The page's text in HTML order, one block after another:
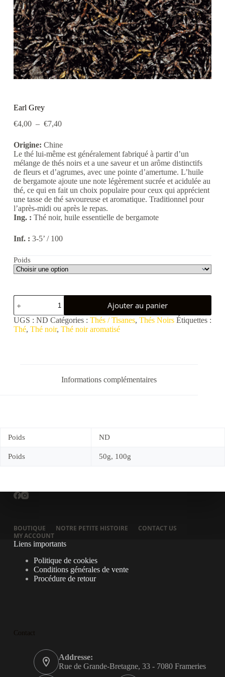
Earl Grey
€4,00 – €7,40Plage
€4,00
à
€7,40
Origine: Chine
Le thé lui-même est généralement fabriqué à partir d’un
mélange de thés noirs et a une saveur et un arôme distinctifs
de fleurs et d’agrumes, avec une pointe d’amertume. L’huile
de bergamote ajoute une note légèrement sucrée et acidulée au
thé, ce qui en fait un choix populaire pour ceux qui apprécient
une tasse de thé savoureuse et aromatique. Traditionnel pour
l’après-midi ou après le repas.
Ing. : Thé noir, huile essentielle de bergamote
Inf. : 3-5’ / 100
Poids
quantité
de
Earl
Grey
Ajouter au panier
UGS : ND Catégories : Thés / Tisanes, Thés Noirs Étiquettes :
Thé, Thé noir, Thé noir aromatisé
Informations complémentaires
Poids ND
Poids 50g, 100g
BOUTIQUE NOTRE PETITE HISTOIRE
CONTACT US
MY ACCOUNT
Liens importants
Politique de cookies
Conditions générales de vente
Procédure de retour
Contact
Addresse:
Rue de Grande-Bretagne, 33 - 7080 Frameries